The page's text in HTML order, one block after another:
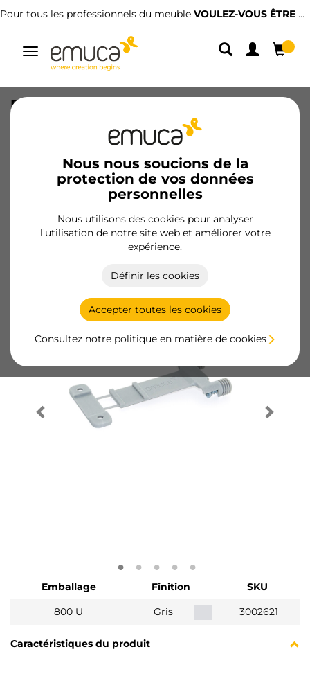
Pour tous les professionnels du meuble VOULEZ-VOUS ÊTRE CLIENT ?
Alterner
navigation
Nous nous soucions de la
protection de vos données
personnelles
Nous utilisons des cookies pour analyser
l'utilisation de notre site web et améliorer votre
expérience.
Définir les cookies
Accepter toutes les cookies
Consultez notre politique en matière de cookies
Raccord Lokbox pour la fixation du
fond de tiroir à la façade avant,
Plastique, Gris
3002621/EAN 8432393126845
Fiche produit
Emballage Finition
SKU
800 U
Gris 3002621
Caractéristiques du produit